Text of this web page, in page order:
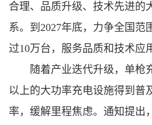
合理、品质升级、技术先进的
系。到2027年底，力争全国范
过10万台，服务品质和技术应
随着产业迭代升级，单枪
以上的大功率充电设施得到普
率，缓解里程焦虑。通知提出